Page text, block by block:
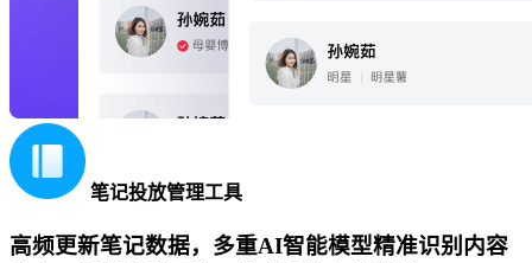
笔记投放管理工具
高频更新笔记数据，多重AI智能模型精准识别内容